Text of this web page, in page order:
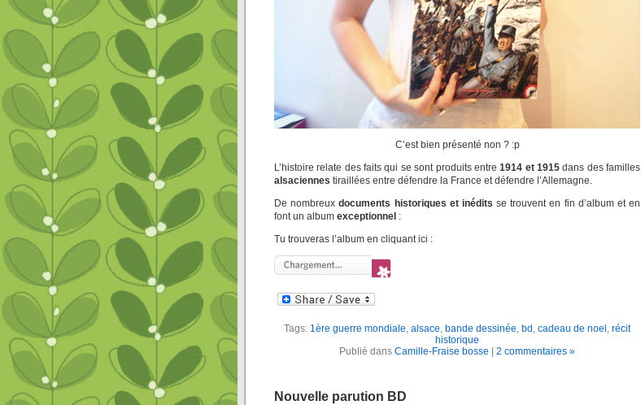
C’est bien présenté non ? :p
L’histoire relate des faits qui se sont produits entre1914 et 1915dans des familles
alsaciennes tiraillées entre défendre la France et défendre l’Allemagne.
De nombreuxdocuments historiques et inédits se trouvent en fin d’album et en
font un album exceptionnel :
Tu trouveras l’album en cliquant ici :
Tags: 1ère guerre mondiale, alsace, bande dessinée, bd , cadeau de noel , récit
historique
Publié dans Camille-Fraise bosse 2 commentaires »
Nouvelle parution BD